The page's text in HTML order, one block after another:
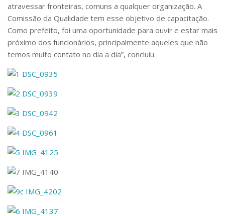
atravessar fronteiras, comuns a qualquer organização. A
Comissão da Qualidade tem esse objetivo de capacitação.
Como prefeito, foi uma oportunidade para ouvir e estar mais
próximo dos funcionários, principalmente aqueles que não
temos muito contato no dia a dia”, concluiu.